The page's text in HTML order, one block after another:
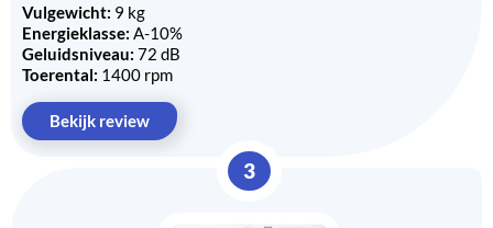
Vulgewicht: 9 kg
Energieklasse: A-10%
Geluidsniveau: 72 dB
Toerental: 1400 rpm
Bekijk review
3